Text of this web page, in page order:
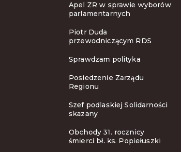
Apel ZR w sprawie wyborów
parlamentarnych
Piotr Duda
przewodniczącym RDS
Sprawdzam polityka
Posiedzenie Zarządu
Regionu
Szef podlaskiej Solidarności
skazany
Obchody 31. rocznicy
śmierci bł. ks. Popiełuszki